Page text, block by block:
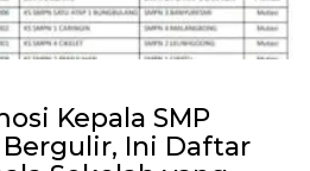
Kepala SMP
Ini Daftar